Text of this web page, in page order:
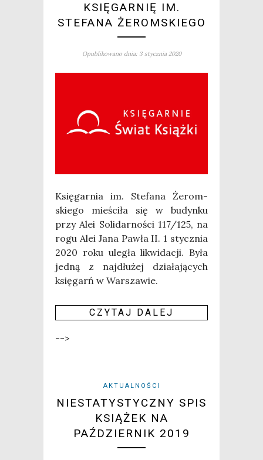
KSIĘGARNIĘ IM.
STEFANA ŻEROMSKIEGO
Opublikowano dnia: 3 stycznia 2020
Księ­gar­nia im. Ste­fa­na Żerom­
skie­go mie­ści­ła się w budyn­ku
przy Alei Soli­dar­no­ści 117/125, na
rogu Alei Jana Paw­ła II. 1 stycz­nia
2020 roku ule­gła likwi­da­cji. Była
jed­ną z naj­dłu­żej dzia­ła­ją­cych
księ­garń w War­sza­wie.
CZY­TAJ DALEJ
-->
AKTUALNOŚCI
NIESTATYSTYCZNY SPIS
KSIĄŻEK NA
PAŹDZIERNIK 2019